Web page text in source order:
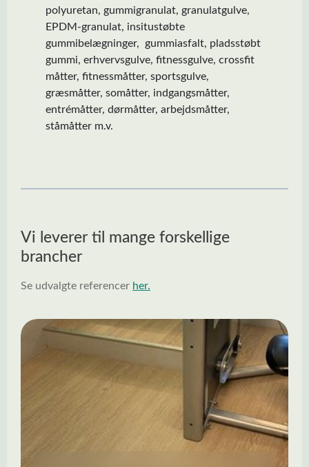
polyuretan, gummigranulat, granulatgulve,
EPDM-granulat, insitustøbte
gummibelægninger, gummiasfalt, pladsstøbt
gummi, erhvervsgulve, fitnessgulve, crossfit
måtter, fitnessmåtter, sportsgulve,
græsmåtter, somåtter, indgangsmåtter,
entrémåtter, dørmåtter, arbejdsmåtter,
ståmåtter m.v.
Vi leverer til mange forskellige
brancher
Se udvalgte referencer her.